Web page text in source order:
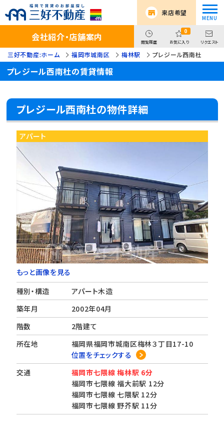
来店希望
会社紹介・店舗案内 閲覧履歴
0
お気に入り リクエスト
三好不動産:ホーム 福岡市城南区 梅林駅 プレジール西南杜
プレジール西南杜の賃貸情報
プレジール西南杜の物件詳細
アパート
もっと画像を見る
種別・構造
アパート木造
築年月
2002年04月
階数
2階建て
所在地
福岡県福岡市城南区梅林３丁目17-10
位置をチェックする
交通
福岡市七隈線 梅林駅 6分
福岡市七隈線 福大前駅 12分
福岡市七隈線 七隈駅 12分
福岡市七隈線 野芥駅 11分